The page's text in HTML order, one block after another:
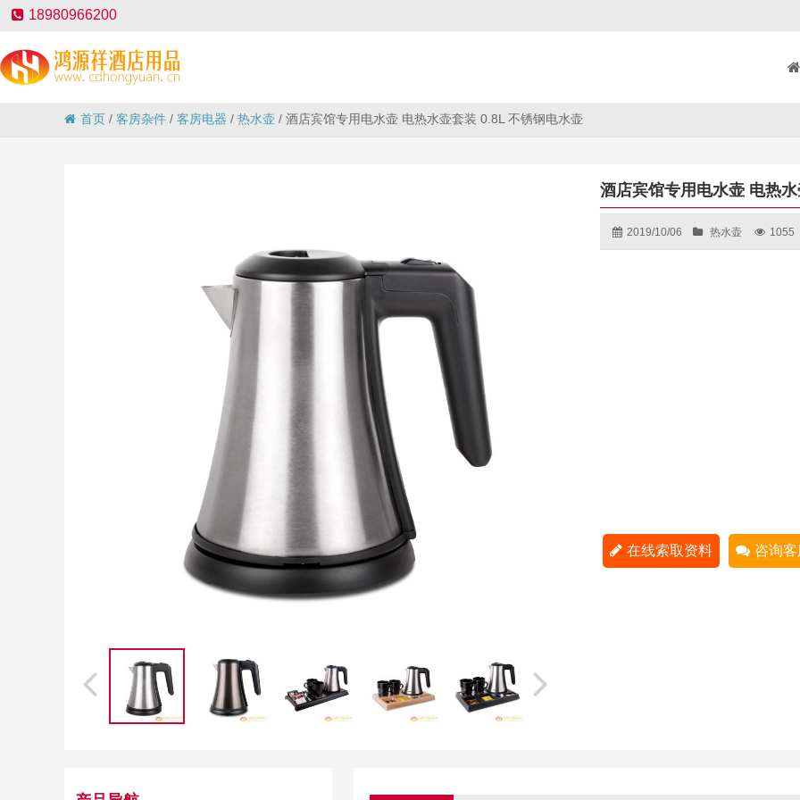
18980966200
首页 / 客房杂件 / 客房电器 / 热水壶 / 酒店宾馆专用电水壶 电热水壶套装 0.8L 不锈钢电水壶
酒店宾馆专用电水壶 电热
2019/10/06 热水壶 1055
在线索取资料 咨询